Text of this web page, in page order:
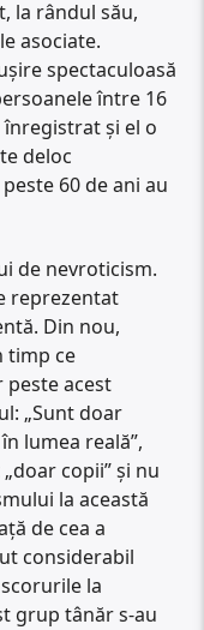
la rândul său,
asociate.
spectaculoasă
între 16
înregistrat și el o
deloc
60 de ani au
de nevroticism.
reprezentat
Din nou,
timp ce
peste acest
„Sunt doar
lumea reală”,
copii” și nu
la această
de cea a
considerabil
la
grup tânăr s-au